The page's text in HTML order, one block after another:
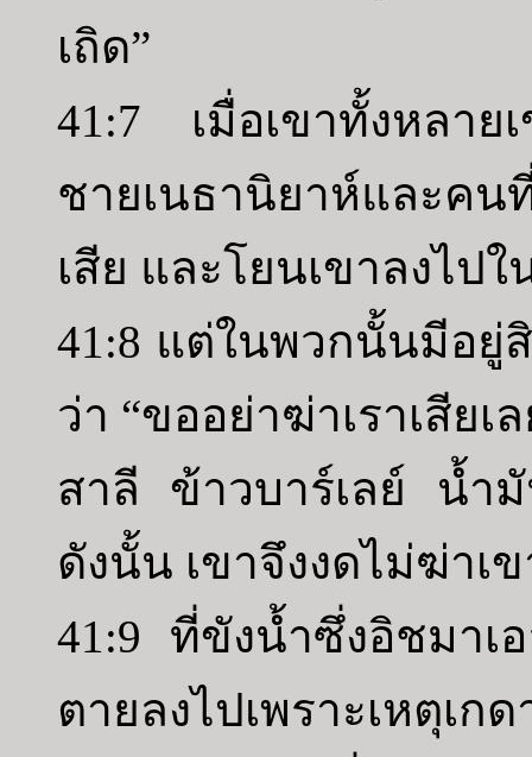
เถิด”
41:7 เมื่อเขาทั้งหลาย
ชายเนธานิยาห์และคน
เสีย และโยนเขาลงไป
41:8 แต่ในพวกนั้นมีอยู่
ว่า “ขออย่าฆ่าเราเสีย
สาลี ข้าวบาร์เลย์ น้ำ
ดังนั้น เขาจึงงดไม่ฆ่าเ
41:9 ที่ขังน้ำซึ่งอิชมาเ
ตายลงไปเพราะเหตุ